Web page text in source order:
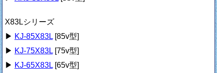
X83Lシリーズ
▶ KJ-85X83L[85v型]
▶ KJ-75X83L[75v型]
▶ KJ-65X83L[65v型]